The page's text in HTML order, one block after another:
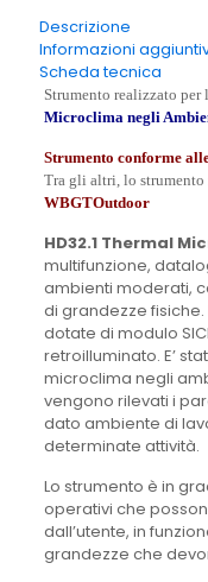
Descrizione
Informazioni
Scheda tecnica
Strumento realizzato
Microclima negli
Strumento conforme
Tra gli altri, lo strumento
WBGTOutdoor
HD32.1 Thermal
multifunzione,
ambienti moderati,
di grandezze
dotate di modulo
retroilluminato. E’
microclima negli
vengono rilevati i
dato ambiente di
determinate attività.
Lo strumento è in
operativi che
dall’utente, in
grandezze che